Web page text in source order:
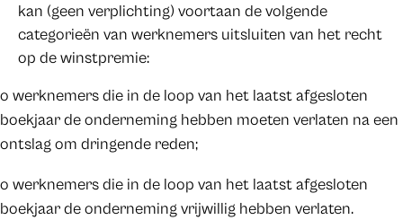
kan (geen verplichting) voortaan de volgende
categorieën van werknemers uitsluiten van het recht
op de winstpremie:
o werknemers die in de loop van het laatst afgesloten
boekjaar de onderneming hebben moeten verlaten na een
ontslag om dringende reden;
o werknemers die in de loop van het laatst afgesloten
boekjaar de onderneming vrijwillig hebben verlaten.